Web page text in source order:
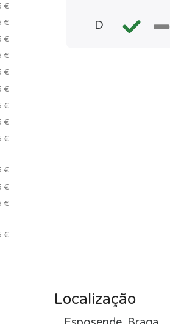
€
€
€
€
€
€
€
€
€
€
€
€
€
D
Localização